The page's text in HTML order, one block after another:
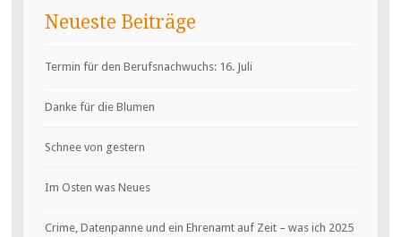
Neueste Beiträge
Termin für den Berufsnachwuchs: 16. Juli
Danke für die Blumen
Schnee von gestern
Im Osten was Neues
Crime, Datenpanne und ein Ehrenamt auf Zeit – was ich 2025